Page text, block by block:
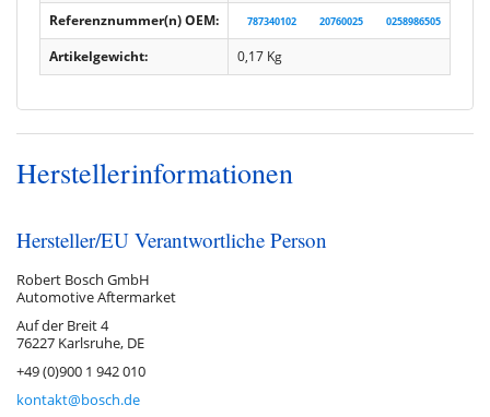
Referenznummer(n) OEM: 787340102 20760025 0258986505
Artikelgewicht: 0,17 Kg
Herstellerinformationen
Hersteller/EU Verantwortliche Person
Robert Bosch GmbH
Automotive Aftermarket
Auf der Breit 4
76227 Karlsruhe, DE
+49 (0)900 1 942 010
kontakt@bosch.de